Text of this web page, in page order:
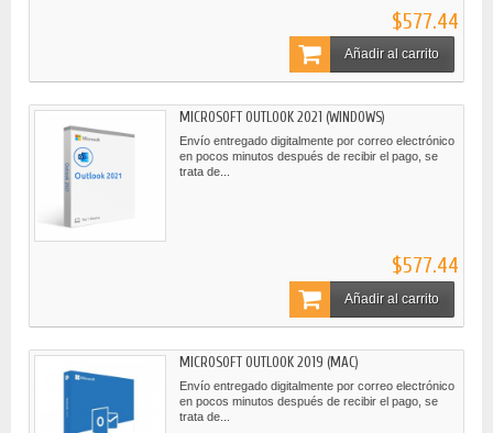
$577.44
Añadir al carrito
MICROSOFT OUTLOOK 2021 (WINDOWS)
Envío entregado digitalmente por correo electrónico
en pocos minutos después de recibir el pago, se
trata de...
$577.44
Añadir al carrito
MICROSOFT OUTLOOK 2019 (MAC)
Envío entregado digitalmente por correo electrónico
en pocos minutos después de recibir el pago, se
trata de...